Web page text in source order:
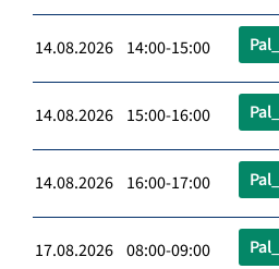
14.08.2026 14:00-15:00
14.08.2026 15:00-16:00
14.08.2026 16:00-17:00
17.08.2026 08:00-09:00